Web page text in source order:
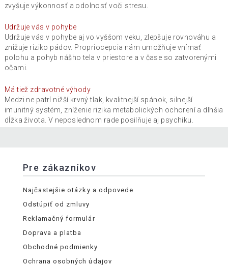
zvyšuje výkonnosť a odolnosť voči stresu.
Udržuje vás v pohybe
Udržuje vás v pohybe aj vo vyššom veku, zlepšuje rovnováhu a
znižuje riziko pádov. Propriocepcia nám umožňuje vnímať
polohu a pohyb nášho tela v priestore a v čase so zatvorenými
očami.
Má tiež zdravotné výhody
Medzi ne patrí nižší krvný tlak, kvalitnejší spánok, silnejší
imunitný systém, zníženie rizika metabolických ochorení a dlhšia
dĺžka života. V neposlednom rade posilňuje aj psychiku.
Pre zákazníkov
Najčastejšie otázky a odpovede
Odstúpiť od zmluvy
Reklamačný formulár
Doprava a platba
Obchodné podmienky
Ochrana osobných údajov